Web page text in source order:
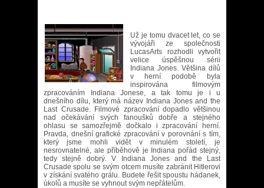
Už je tomu dvacet let, co se
vývojáři ze společnosti
LucasArts rozhodli vytvořit
velice úspěšnou sérii
Indiana Jones. Většina dílů
v herní podobě byla
inspirována filmovým
zpracováním Indiana Jonese, a tak tomu je i u
dnešního dílu, který má název Indiana Jones and the
Last Crusade. Filmové zpracování dopadlo většinou
nad očekávání svých fanoušků dobře a stejného
ohlasu se samozřejmě dočkalo i zpracování herní.
Pravda, dnešní grafické zpracování v porovnání s tím,
který jsme mohli vidět v minulém století, je
nesrovnatelné, ale příběhově je Indiana pořád stejný,
tedy stejně dobrý. V Indiana Jones and the Last
Crusade spolu se svým otcem musíte zabránit Hitlerovi
v získání svatého grálu. Budete řešit spoustu hádanek,
úkolů a musíte se vyhnout svým nepřátelům.